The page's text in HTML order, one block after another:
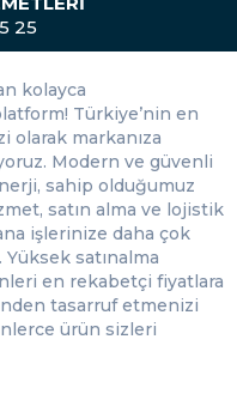
baskıları ve belgeler
siyah-beyaz
ömürlüdürler. Çalışma
tek renk tonerler
fotoğraf ve grafik
tonerler, belirli bir
ve yazıcınızın baskı
renk tonerlere kıyasla
tonerler çalışanların
25
kolayca
Türkiye’nin en
markanıza
Modern ve güvenli
sahip olduğumuz
satın alma ve lojistik
işlerinize daha çok
Yüksek satınalma
en rekabetçi fiyatlara
tasarruf etmenizi
ürün sizleri